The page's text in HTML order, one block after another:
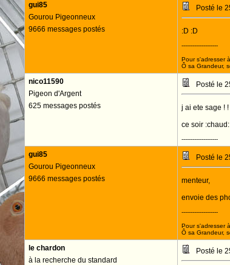
gui85
Gourou Pigeonneux
9666 messages postés
Posté le
:D :D
--------------------
Pour s'adresser
Ô sa Grandeur,
nico11590
Pigeon d'Argent
625 messages postés
Posté le
j ai ete sage ! !
ce soir
--------------------
gui85
Gourou Pigeonneux
9666 messages postés
Posté le
menteur,
envoie des
--------------------
Pour s'adresser
Ô sa Grandeur,
le chardon
à la recherche du standard
Posté le